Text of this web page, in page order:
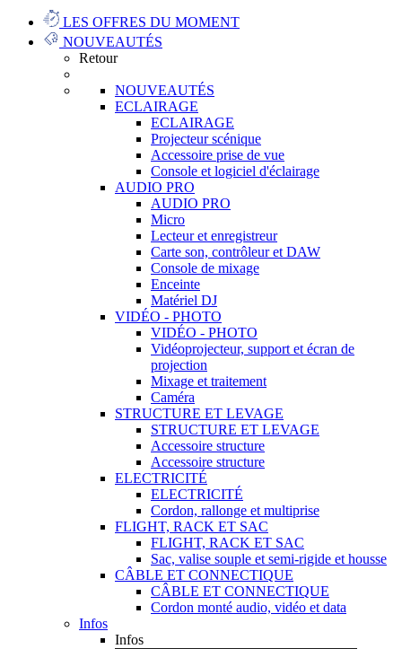
LES OFFRES DU MOMENT
NOUVEAUTÉS
Retour
NOUVEAUTÉS
ECLAIRAGE
ECLAIRAGE
Projecteur scénique
Accessoire prise de vue
Console et logiciel d'éclairage
AUDIO PRO
AUDIO PRO
Micro
Lecteur et enregistreur
Carte son, contrôleur et DAW
Console de mixage
Enceinte
Matériel DJ
VIDÉO - PHOTO
VIDÉO - PHOTO
Vidéoprojecteur, support et écran de
projection
Mixage et traitement
Caméra
STRUCTURE ET LEVAGE
STRUCTURE ET LEVAGE
Accessoire structure
Accessoire structure
ELECTRICITÉ
ELECTRICITÉ
Cordon, rallonge et multiprise
FLIGHT, RACK ET SAC
FLIGHT, RACK ET SAC
Sac, valise souple et semi-rigide et housse
CÂBLE ET CONNECTIQUE
CÂBLE ET CONNECTIQUE
Cordon monté audio, vidéo et data
Infos
Infos